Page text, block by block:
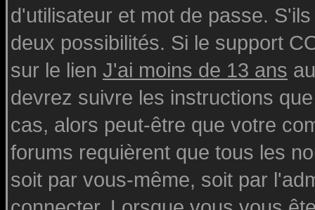
d'utilisateur et mot de passe.
deux possibilités. Si le support
sur le lien J'ai moins de 13 ans
devrez suivre les instructions
cas, alors peut-être que votre
forums requièrent que tous les
soit par vous-même, soit par